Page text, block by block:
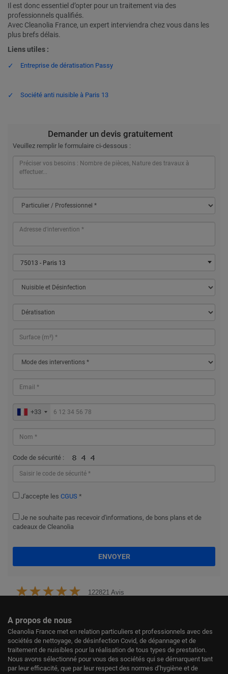
Il est donc essentiel d’opter pour un traitement via des
professionnels qualifiés.
Avec Cleanolia France, un expert interviendra chez vous dans les
plus brefs délais.
Liens utiles :
Entreprise de dératisation Passy
Société anti nuisible à Paris 13
Demander un devis gratuitement
Veuillez remplir le formulaire ci-dessous :
75013 - Paris 13
+33
Code de sécurité :
J'accepte les CGUS *
Je ne souhaite pas recevoir d'informations, de bons plans et de
cadeaux de Cleanolia
ENVOYER
122821 Avis
A propos de nous
Cleanolia France met en relation particuliers et professionnels avec des
sociétés de nettoyage, de désinfection Covid, de dépannage et de
traitement de nuisibles pour la réalisation de tous types de prestation.
Nous avons sélectionné pour vous des sociétés qui se démarquent tant
par leur efficacité, que par leur respect des normes d’hygiène et de